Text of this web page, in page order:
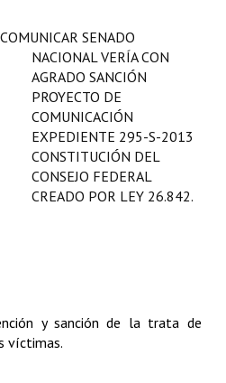
SENADO
NACIONAL VERÍA CON
AGRADO SANCIÓN
PROYECTO DE
COMUNICACIÓN
EXPEDIENTE 295-S-2013
CONSTITUCIÓN DEL
CONSEJO FEDERAL
CREADO POR LEY 26.842.
y sanción de la trata de
víctimas.